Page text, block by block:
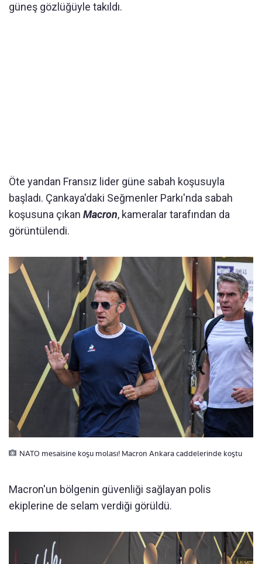
güneş gözlüğüyle takıldı.
Öte yandan Fransız lider güne sabah koşusuyla
başladı. Çankaya'daki Seğmenler Parkı'nda sabah
koşusuna çıkan Macron, kameralar tarafından da
görüntülendi.
NATO mesaisine koşu molası! Macron Ankara caddelerinde koştu
Macron'un bölgenin güvenliği sağlayan polis
ekiplerine de selam verdiği görüldü.